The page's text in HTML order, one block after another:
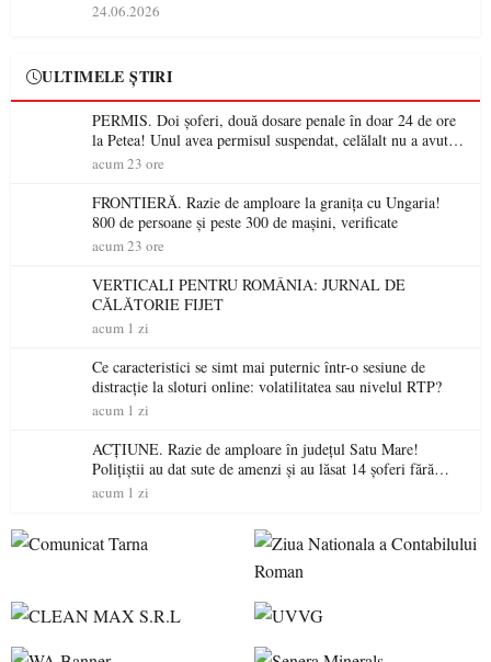
24.06.2026
ULTIMELE ȘTIRI
PERMIS. Doi șoferi, două dosare penale în doar 24 de ore
la Petea! Unul avea permisul suspendat, celălalt nu a avut
niciodată permis
acum 23 ore
FRONTIERĂ. Razie de amploare la granița cu Ungaria!
800 de persoane și peste 300 de mașini, verificate
acum 23 ore
VERTICALI PENTRU ROMÂNIA: JURNAL DE
CĂLĂTORIE FIJET
acum 1 zi
Ce caracteristici se simt mai puternic într-o sesiune de
distracție la sloturi online: volatilitatea sau nivelul RTP?
acum 1 zi
ACȚIUNE. Razie de amploare în județul Satu Mare!
Polițiștii au dat sute de amenzi și au lăsat 14 șoferi fără
permis într-o singură zi
acum 1 zi